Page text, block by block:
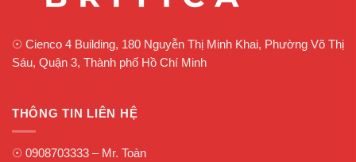
☉ Cienco 4 Building, 180 Nguyễn Thị Minh Khai, Phường Võ Thị
Sáu, Quận 3, Thành phố Hồ Chí Minh
THÔNG TIN LIÊN HỆ
☉ 0908703333 – Mr. Toàn